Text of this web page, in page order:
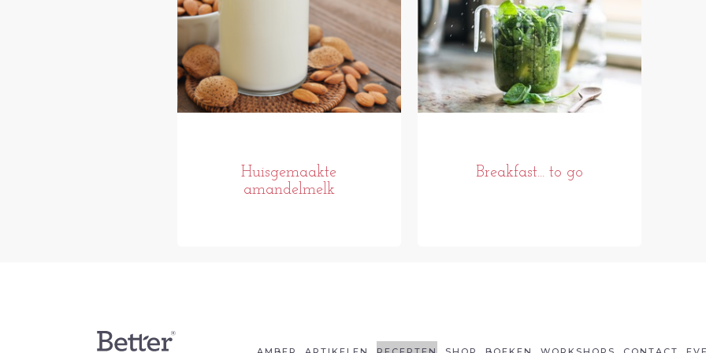
Huisgemaakte
amandelmelk
Breakfast... to go